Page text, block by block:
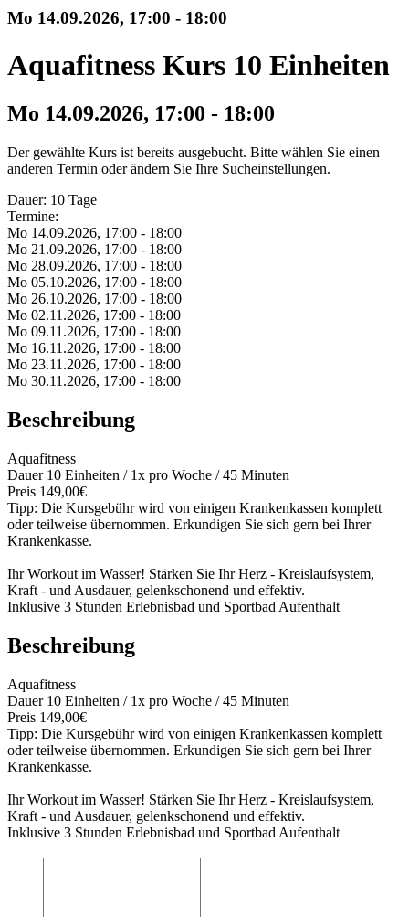
Mo 14.09.2026, 17:00 - 18:00
Aquafitness Kurs 10 Einheiten
Mo 14.09.2026, 17:00 - 18:00
Der gewählte Kurs ist bereits ausgebucht. Bitte wählen Sie einen
anderen Termin oder ändern Sie Ihre Sucheinstellungen.
Dauer: 10 Tage
Termine:
Mo 14.09.2026, 17:00 - 18:00
Mo 21.09.2026, 17:00 - 18:00
Mo 28.09.2026, 17:00 - 18:00
Mo 05.10.2026, 17:00 - 18:00
Mo 26.10.2026, 17:00 - 18:00
Mo 02.11.2026, 17:00 - 18:00
Mo 09.11.2026, 17:00 - 18:00
Mo 16.11.2026, 17:00 - 18:00
Mo 23.11.2026, 17:00 - 18:00
Mo 30.11.2026, 17:00 - 18:00
Beschreibung
Aquafitness
Dauer 10 Einheiten / 1x pro Woche / 45 Minuten
Preis 149,00€
Tipp: Die Kursgebühr wird von einigen Krankenkassen komplett
oder teilweise übernommen. Erkundigen Sie sich gern bei Ihrer
Krankenkasse.
Ihr Workout im Wasser! Stärken Sie Ihr Herz - Kreislaufsystem,
Kraft - und Ausdauer, gelenkschonend und effektiv.
Inklusive 3 Stunden Erlebnisbad und Sportbad Aufenthalt
Beschreibung
Aquafitness
Dauer 10 Einheiten / 1x pro Woche / 45 Minuten
Preis 149,00€
Tipp: Die Kursgebühr wird von einigen Krankenkassen komplett
oder teilweise übernommen. Erkundigen Sie sich gern bei Ihrer
Krankenkasse.
Ihr Workout im Wasser! Stärken Sie Ihr Herz - Kreislaufsystem,
Kraft - und Ausdauer, gelenkschonend und effektiv.
Inklusive 3 Stunden Erlebnisbad und Sportbad Aufenthalt